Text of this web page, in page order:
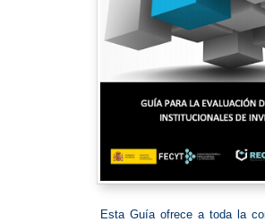
Esta Guía ofrece a toda la